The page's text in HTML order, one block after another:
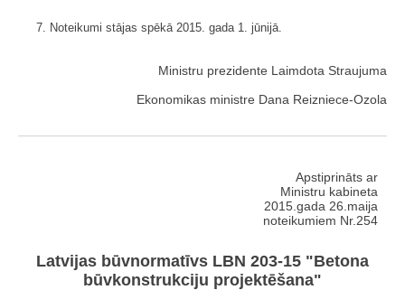
7. Noteikumi stājas spēkā 2015. gada 1. jūnijā.
Ministru prezidente Laimdota Straujuma
Ekonomikas ministre Dana Reizniece-Ozola
Apstiprināts ar
Ministru kabineta
2015.gada 26.maija
noteikumiem Nr.254
Latvijas būvnormatīvs LBN 203-15 "Betona
būvkonstrukciju projektēšana"